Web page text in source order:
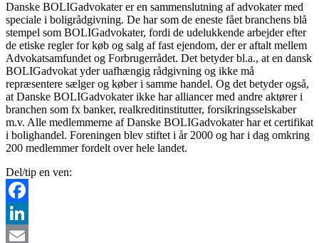
Danske BOLIGadvokater er en sammenslutning af advokater med
speciale i boligrådgivning. De har som de eneste fået branchens blå
stempel som BOLIGadvokater, fordi de udelukkende arbejder efter
de etiske regler for køb og salg af fast ejendom, der er aftalt mellem
Advokatsamfundet og Forbrugerrådet. Det betyder bl.a., at en dansk
BOLIGadvokat yder uafhængig rådgivning og ikke må
repræsentere sælger og køber i samme handel. Og det betyder også,
at Danske BOLIGadvokater ikke har alliancer med andre aktører i
branchen som fx banker, realkreditinstitutter, forsikringsselskaber
m.v. Alle medlemmerne af Danske BOLIGadvokater har et certifikat
i bolighandel. Foreningen blev stiftet i år 2000 og har i dag omkring
200 medlemmer fordelt over hele landet.
Del/tip en ven:
Facebook
LinkedIn